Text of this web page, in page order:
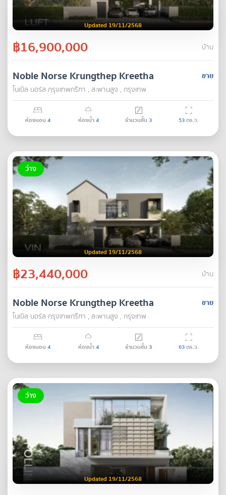
Updated 19/11/2568
฿16,900,000 บ้าน
ขาย
Noble Norse Krungthep Kreetha
โนเบิล นอร์ส กรุงเทพกรีฑา , สะพานสูง , กรุงเทพ
ห้องนอน 4 ห้องน้ำ4 จำนวนชั้น 3 53ตร.ว.
ว่าง
Updated 19/11/2568
฿23,440,000 บ้าน
ขาย
Noble Norse Krungthep Kreetha
โนเบิล นอร์ส กรุงเทพกรีฑา , สะพานสูง , กรุงเทพ
ห้องนอน 4 ห้องน้ำ4 จำนวนชั้น 3 63ตร.ว.
ว่าง
Updated 19/11/2568